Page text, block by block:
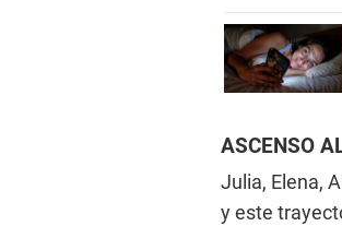
ASCENSO
Julia, Elena,
y este